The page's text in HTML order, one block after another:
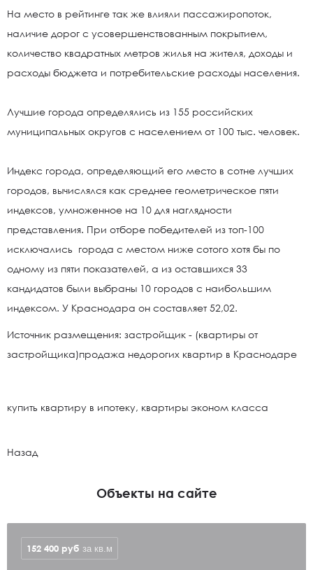
На место в рейтинге так же влияли пассажиропоток,
наличие дорог с усовершенствованным покрытием,
количество квадратных метров жилья на жителя, доходы и
расходы бюджета и потребительские расходы населения.
Лучшие города определялись из 155 российских
муниципальных округов с населением от 100 тыс. человек.
Индекс города, определяющий его место в сотне лучших
городов, вычислялся как среднее геометрическое пяти
индексов, умноженное на 10 для наглядности
представления. При отборе победителей из топ-100
исключались города с местом ниже сотого хотя бы по
одному из пяти показателей, а из оставшихся 33
кандидатов были выбраны 10 городов с наибольшим
индексом. У Краснодара он составляет 52,02.
Источник размещения: застройщик - (квартиры от
застройщика)продажа недорогих квартир в Краснодаре
купить квартиру в ипотеку, квартиры эконом класса
Назад
Объекты на сайте
152 400 руб за кв.м